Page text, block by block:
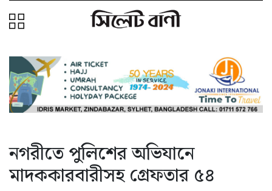
নগরীতে পুলিশের অভিযানে
মাদককারবারীসহ গ্রেফতার ৫৪